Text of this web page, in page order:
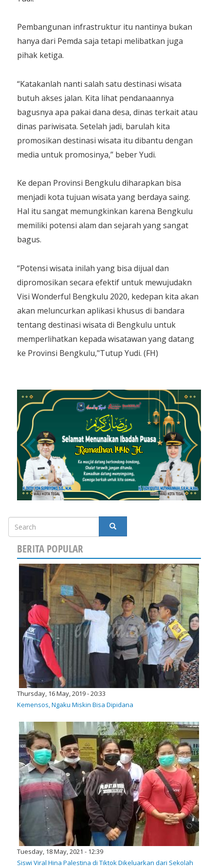
Pembangunan infrastruktur itu nantinya bukan
hanya dari Pemda saja tetapi melibatkan juga
pihak ketiga.
“Katakanlah nanti salah satu destinasi wisata
butuh akses jalan. Kita lihat pendanaannya
bagusnya apa pakai dana desa, dinas terkait atau
dinas pariwisata. Setelah jadi, barulah kita
promosikan destinasi wisata itu dibantu dengan
media untuk promosinya,” beber Yudi.
Ke depan Provinsi Bengkulu diharapkan bisa
menjadi kota tujuan wisata yang berdaya saing.
Hal itu sangat memungkinkan karena Bengkulu
memiliki potensi alam dan sejarah yang sangat
bagus.
“Potensi wisata inilah yang bisa dijual dan
dipromosikan secara efektif untuk mewujudakn
Visi Wonderful Bengkulu 2020, kedepan kita akan
akan meluncurkan aplikasi khusus di bandara
tentang destinasi wisata di Bengkulu untuk
memperlihatkan kepada wisatawan yang datang
ke Provinsi Bengkulu,"Tutup Yudi. (FH)
Search
SEARCH
BERITA POPULAR
Thursday, 16 May, 2019 - 20:33
Kemensos, Ngaku Miskin Bisa Dipidana
Tuesday, 18 May, 2021 - 12:39
Siswi Viral Hina Palestina di Tiktok Dikeluarkan dari Sekolah